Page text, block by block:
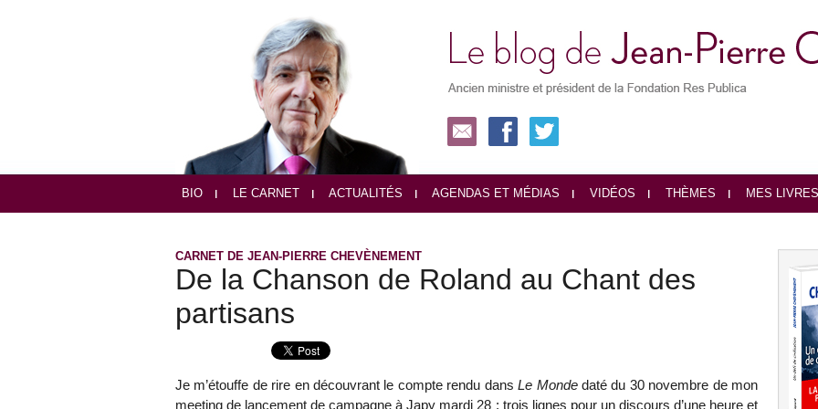
BIO LE CARNET ACTUALITÉS AGENDAS ET MÉDIAS VIDÉOS THÈMES MES LIVRES
CARNET DE JEAN-PIERRE CHEVÈNEMENT
De la Chanson de Roland au Chant des
partisans
Je m’étouffe de rire en découvrant le compte rendu dansLe Mondedaté du 30 novembre de mon
meeting de lancement de campagne à Japy mardi 28 : trois lignes pour un discours d’une heure et